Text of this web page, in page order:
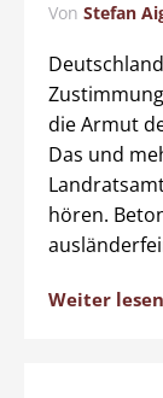
Von Stefan
die Armut
Das und
hören.
Weiter lesen